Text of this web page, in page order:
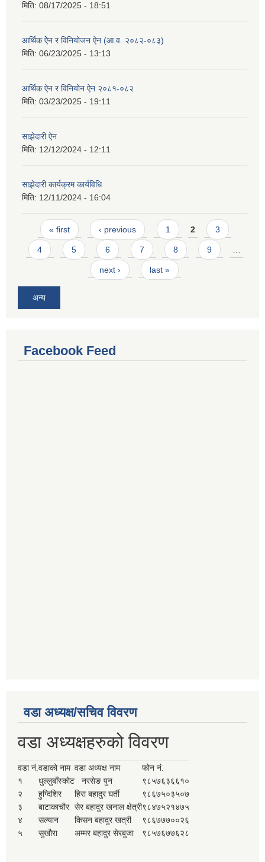
मिति: 08/17/2025 - 18:51
आर्थिक ऐेन र विनियोजन ऐन (आ.व. २०८२-०८‍३)
मिति: 06/23/2025 - 13:13
आर्थिक ऐन र विनियोन ऐन २०८१-०८२
मिति: 03/23/2025 - 19:11
साझेदारी ऐन
मिति: 12/12/2024 - 12:11
साझेदारी कार्यक्रम कार्यविधि
मिति: 12/11/2024 - 16:04
Pages
« first ‹ previous 1 2 3
4 5 6 7 8 9 …
next › last »
अन्य
Facebook Feed
वडा अध्यक्ष/सचिव विवरण
वडा अध्यक्षहरुको विवरण
वडा नं. वडाको नाम वडा अध्यक्ष नाम
फोन नं.
१
धुल्लुबाँस्कोट नरसेङ पुन
९८५७६३६६१०
२
हुग्दिशिर हिरा बहादुर घर्ती
९८६७५०३५०७
३
बाटाकाचौर सेर बहादुर खनाल क्षेत्री९८४७५२१४७५
४
सल्यान किसन बहादुर खत्री
९८६७७७००२६
५
सुखौरा अम्मर बहादुर सेरबुजा ९८५७६७७६२८